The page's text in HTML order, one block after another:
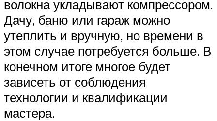
волокна укладывают компрессором.
Дачу, баню или гараж можно
утеплить и вручную, но времени в
этом случае потребуется больше. В
конечном итоге многое будет
зависеть от соблюдения
технологии и квалификации
мастера.